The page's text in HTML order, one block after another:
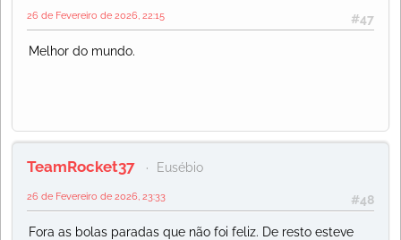
#47
26 de Fevereiro de 2026, 22:15
Melhor do mundo.
TeamRocket37 Eusébio
#48
26 de Fevereiro de 2026, 23:33
Fora as bolas paradas que não foi feliz. De resto esteve